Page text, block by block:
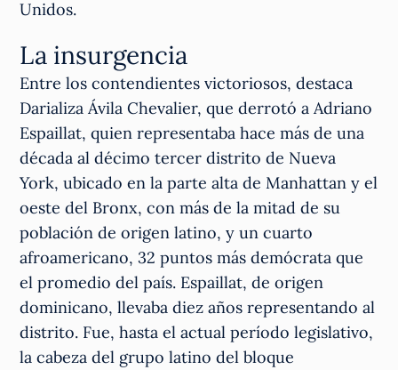
Unidos.
La insurgencia
Entre los contendientes victoriosos, destaca
Darializa Ávila Chevalier, que derrotó a Adriano
Espaillat, quien representaba hace más de una
década al décimo tercer distrito de Nueva
York, ubicado en la parte alta de Manhattan y el
oeste del Bronx, con más de la mitad de su
población de origen latino, y un cuarto
afroamericano, 32 puntos más demócrata que
el promedio del país. Espaillat, de origen
dominicano, llevaba diez años representando al
distrito. Fue, hasta el actual período legislativo,
la cabeza del grupo latino del bloque